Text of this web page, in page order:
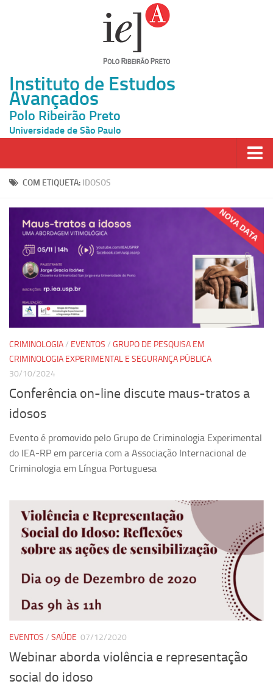
Instituto de Estudos
Avançados
Polo Ribeirão Preto
Universidade de São Paulo
Página Inicial
Inscrição
Atividades
Cátedras
Pesquisa
Grupos de Estudo
Ciência, Arte, Educação e Sociedade: CienArtES
em Saúde com foco em Populações Vulneráveis
(Confluencia)
Grupos de Pesquisa
Criminologia Experimental e Segurança Pública
Grupo de Pesquisa GPUBLIC – Centro de Estudos em Gestão
e Políticas Públicas Contemporâneas
Grupos de pesquisa encerrados
Ano Sabático
Daniel Domingues dos Santos
Cíntia Rosa Pereira de Lima
Cristina Godoy Bernardo de Oliveira (FDRP)
Evandro Eduardo Seron Ruiz
Fabiana Cristina Severi (FDRP)
COM ETIQUETA: IDOSOS
CRIMINOLOGIA/ EVENTOS / GRUPO DE PESQUISA EM
CRIMINOLOGIA EXPERIMENTAL E SEGURANÇA PÚBLICA
30/10/2024
Conferência on-line discute maus-tratos a
idosos
Evento é promovido pelo Grupo de Criminologia Experimental
do IEA-RP em parceria com a Associação Internacional de
Criminologia em Língua Portuguesa
EVENTOS / SAÚDE 07/12/2020
Webinar aborda violência e representação
social do idoso